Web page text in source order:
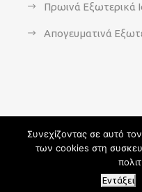
Πρωινά Εξωτερικά
Απογευματινά
Copyright 2021 -
Web-
Συνεχίζοντας σε αυτό
των cookies στη
Εντάξει